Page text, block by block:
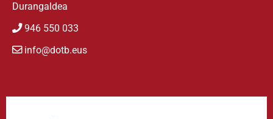
Durangaldea
946 550 033
info@dotb.eus